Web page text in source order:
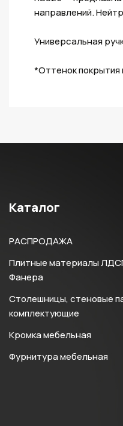
направлений.
Универсальная
*Оттенок
Каталог
РАСПРОДАЖА
Плитные материалы
Фанера
Столешницы, стеновые
комплектующие
Кромка мебельная
Фурнитура мебельная